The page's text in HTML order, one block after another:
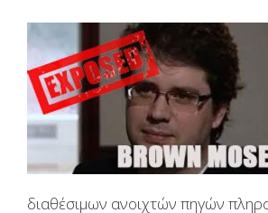
διαθέσιμων ανοιχτών πηγών